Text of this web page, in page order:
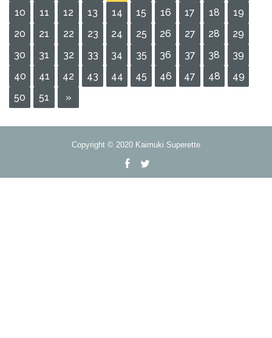
10
11 12 13 14 15 16 17 18
19
20
21 22 23 24 25 26 27 28
29
30
31 32 33 34 35 36 37 38
39
40
41 42 43 44 45 46 47 48
49
50
51 »
Copyright © 2020 Kaimuki Superette